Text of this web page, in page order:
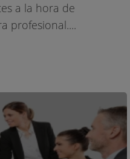
a la hora de
profesional....